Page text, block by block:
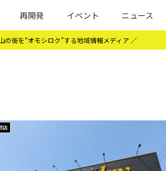
再開発 イベント ニュース
の街を“オモシロク”する地域情報メディア ／
店